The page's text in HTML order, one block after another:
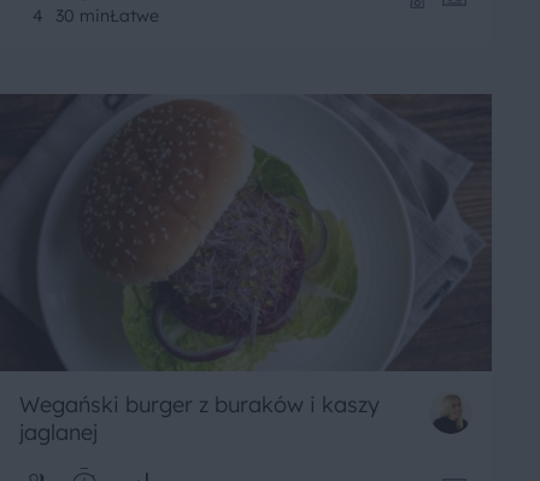
4 30 minŁatwe
Wegański burger z buraków i kaszy
jaglanej